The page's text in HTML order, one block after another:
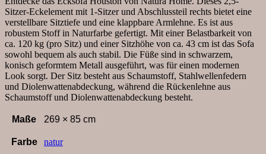
mit
Abschlussteil
rechts,
inkl.
Sitztiefenverstellung
und
Armlehne
klappbar,
Stoff,
Menge
Sitzer-Eckelement mit 1-Sitzer und Abschlussteil rechts bietet eine
verstellbare Sitztiefe und eine klappbare Armlehne. Es ist aus
robustem Stoff in Naturfarbe gefertigt. Mit einer Belastbarkeit von
ca. 120 kg (pro Sitz) und einer Sitzhöhe von ca. 43 cm ist das Sofa
sowohl bequem als auch stabil. Die Füße sind in schwarzem,
konisch geformtem Metall ausgeführt, was für einen modernen
Look sorgt. Der Sitz besteht aus Schaumstoff, Stahlwellenfedern
und Diolenwattenabdeckung, während die Rückenlehne aus
Schaumstoff und Diolenwattenabdeckung besteht.
Maße 269 × 85 cm
Farbe natur